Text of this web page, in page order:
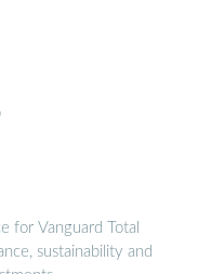
for Vanguard Total
sustainability and